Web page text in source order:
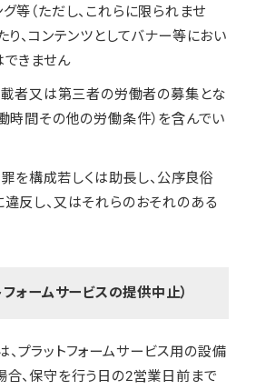
等（ただし、これらに限られませ
り、コンテンツとしてバナー等におい
できません
者又は第三者の労働者の募集とな
時間その他の労働条件）を含んでい
を構成若しくは助長し、公序良俗
反し、又はそれらのおそれのある
フォームサービスの提供中止）
プラットフォームサービス用の設備
合、保守を行う日の2営業日前まで